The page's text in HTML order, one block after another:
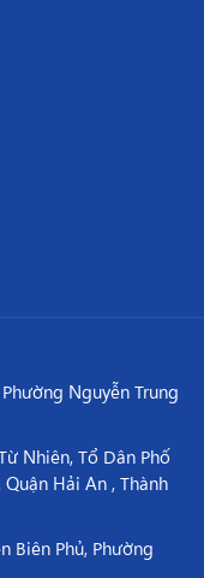
Nguyễn Trung
Nhiên, Tổ Dân Phố
Hải An , Thành
Phủ, Phường